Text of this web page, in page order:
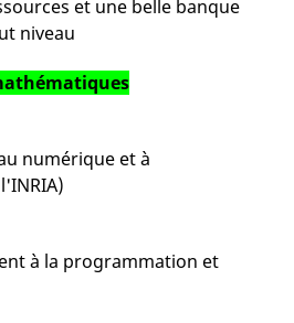
et une belle banque
niveau
numérique et à
à la programmation et